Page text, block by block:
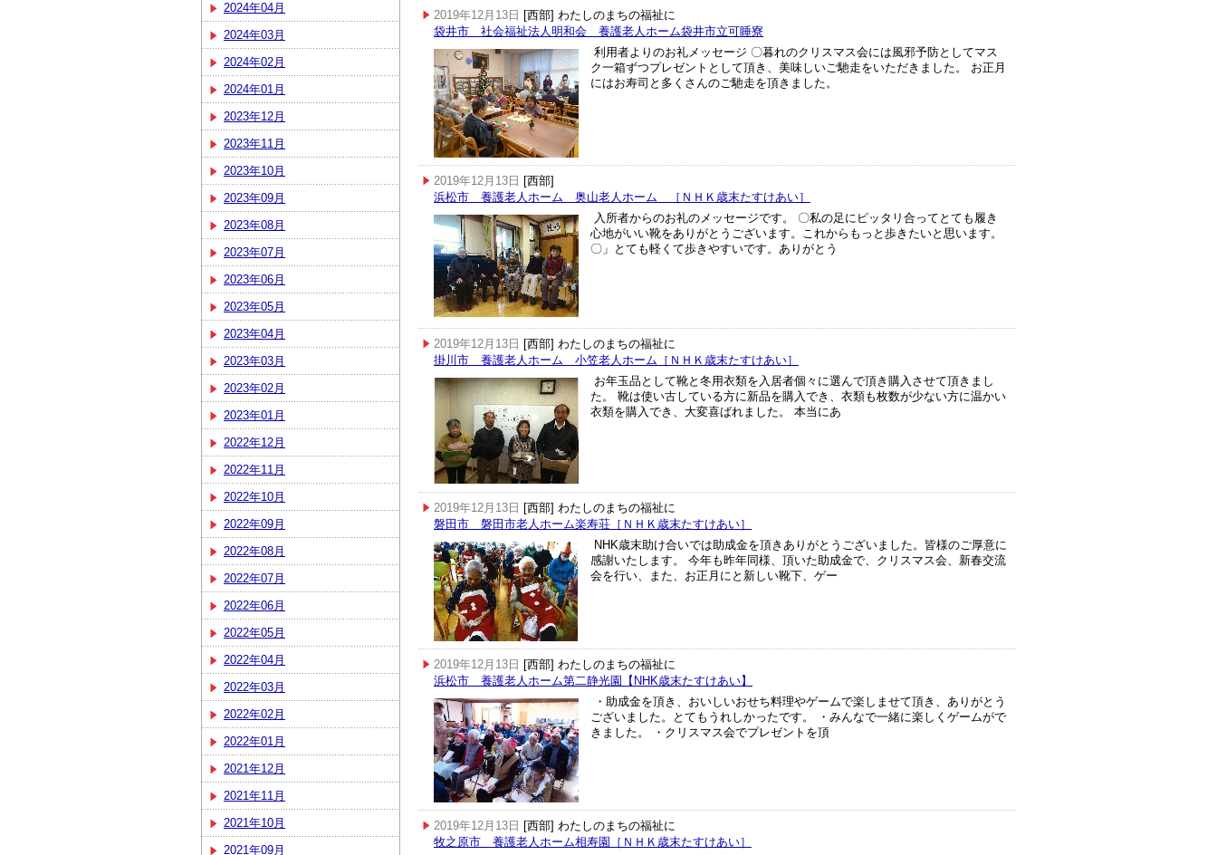
2024年04月
2024年03月
2024年02月
2024年01月
2023年12月
2023年11月
2023年10月
2023年09月
2023年08月
2023年07月
2023年06月
2023年05月
2023年04月
2023年03月
2023年02月
2023年01月
2022年12月
2022年11月
2022年10月
2022年09月
2022年08月
2022年07月
2022年06月
2022年05月
2022年04月
2022年03月
2022年02月
2022年01月
2021年12月
2021年11月
2021年10月
2021年09月
2019年12月13日 [西部] わたしのまちの福祉に
袋井市 社会福祉法人明和会 養護老人ホーム袋井市立可睡寮
利用者よりのお礼メッセージ 〇暮れのクリスマス会には風邪予防としてマス
ク一箱ずつプレゼントとして頂き、美味しいご馳走をいただきました。 お正月
にはお寿司と多くさんのご馳走を頂きました。
2019年12月13日 [西部]
浜松市 養護老人ホーム 奥山老人ホーム ［ＮＨＫ歳末たすけあい］
入所者からのお礼のメッセージです。 〇私の足にピッタリ合ってとても履き
心地がいい靴をありがとうございます。これからもっと歩きたいと思います。
〇」とても軽くて歩きやすいです。ありがとう
2019年12月13日 [西部] わたしのまちの福祉に
掛川市 養護老人ホーム 小笠老人ホーム［ＮＨＫ歳末たすけあい］
お年玉品として靴と冬用衣類を入居者個々に選んで頂き購入させて頂きまし
た。 靴は使い古している方に新品を購入でき、衣類も枚数が少ない方に温かい
衣類を購入でき、大変喜ばれました。 本当にあ
2019年12月13日 [西部] わたしのまちの福祉に
磐田市 磐田市老人ホーム楽寿荘［ＮＨＫ歳末たすけあい］
NHK歳末助け合いでは助成金を頂きありがとうございました。皆様のご厚意に
感謝いたします。 今年も昨年同様、頂いた助成金で、クリスマス会、新春交流
会を行い、また、お正月にと新しい靴下、ゲー
2019年12月13日 [西部] わたしのまちの福祉に
浜松市 養護老人ホーム第二静光園【NHK歳末たすけあい】
・助成金を頂き、おいしいおせち料理やゲームで楽しませて頂き、ありがとう
ございました。とてもうれしかったです。 ・みんなで一緒に楽しくゲームがで
きました。 ・クリスマス会でプレゼントを頂
2019年12月13日 [西部] わたしのまちの福祉に
牧之原市 養護老人ホーム相寿園［ＮＨＫ歳末たすけあい］